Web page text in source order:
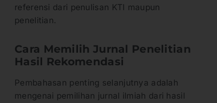
referensi dari penulisan KTI maupun
penelitian.
Cara Memilih Jurnal Penelitian
Hasil Rekomendasi
Pembahasan penting selanjutnya adalah
mengenai pemilihan jurnal ilmiah dari hasil